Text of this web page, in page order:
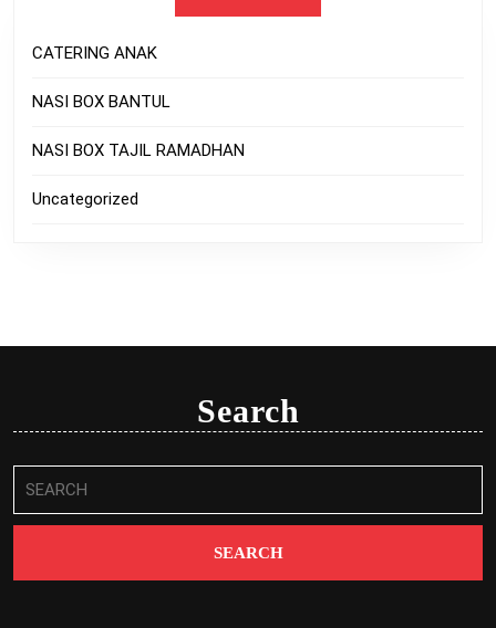
CATERING ANAK
NASI BOX BANTUL
NASI BOX TAJIL RAMADHAN
Uncategorized
Search
for: